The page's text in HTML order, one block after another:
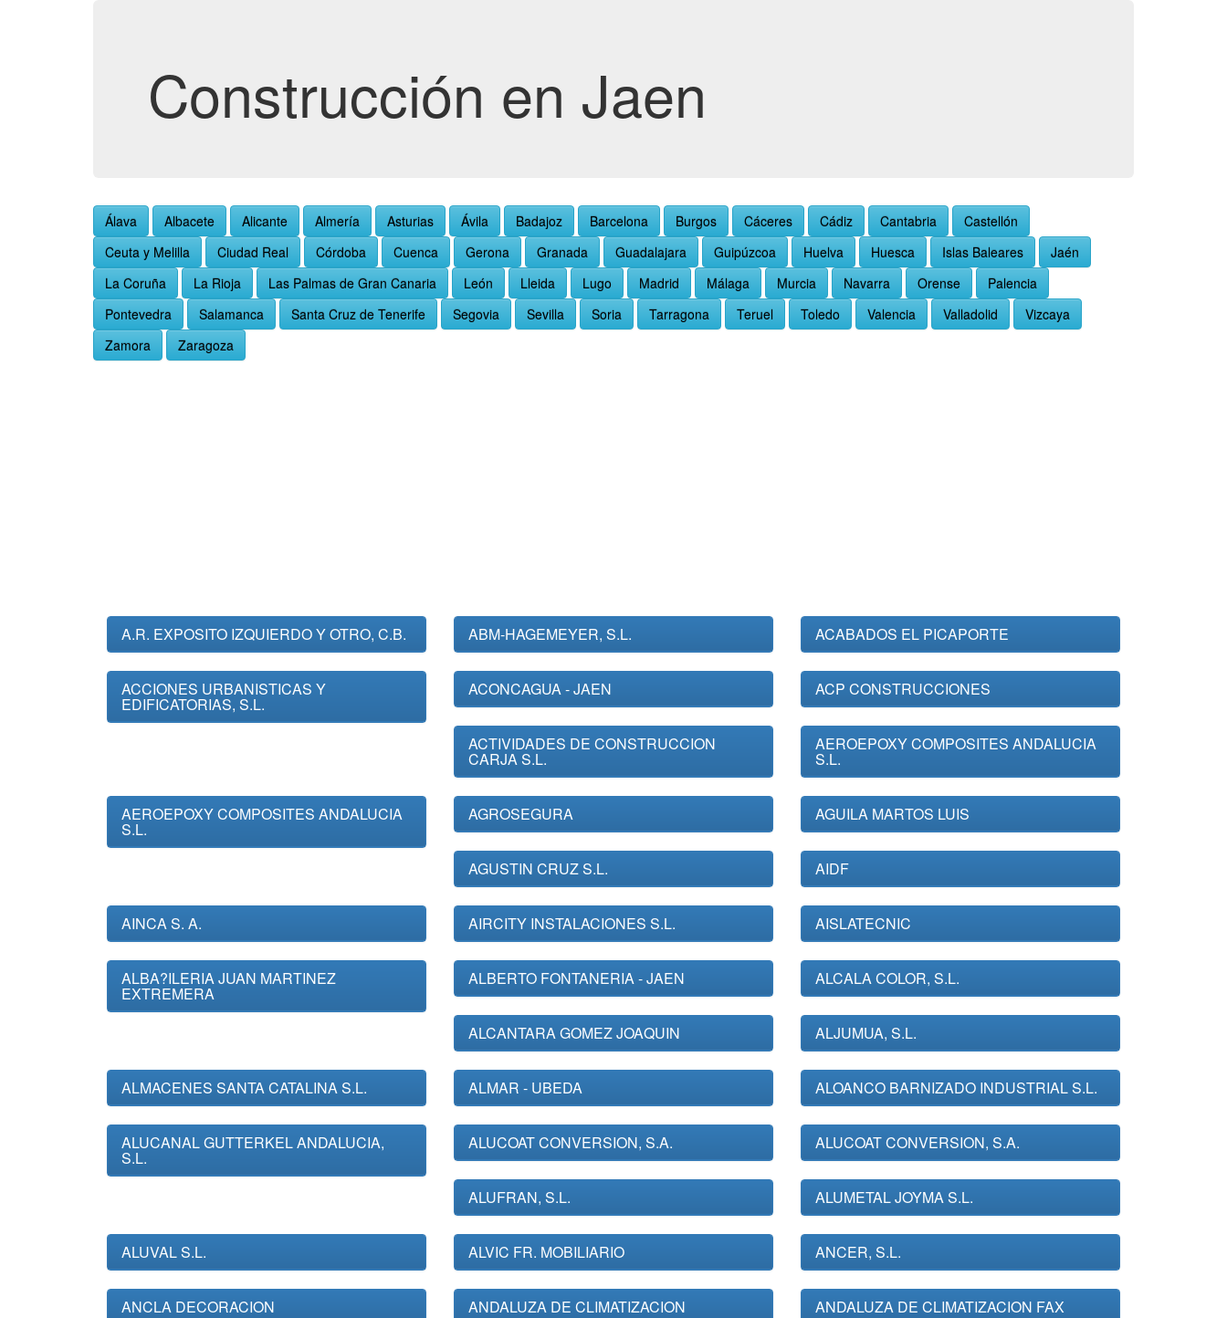
Construcción en Jaen
Álava Albacete Alicante Almería Asturias Ávila Badajoz Barcelona Burgos Cáceres Cádiz Cantabria
Castellón
Ceuta y Melilla
Ciudad Real Córdoba Cuenca Gerona Granada Guadalajara Guipúzcoa Huelva Huesca Islas Baleares
Jaén
La Coruña
La Rioja Las Palmas de Gran Canaria León Lleida Lugo Madrid Málaga Murcia Navarra Orense
Palencia
Pontevedra
Salamanca Santa Cruz de Tenerife Segovia Sevilla Soria Tarragona Teruel Toledo Valencia Valladolid
Vizcaya
Zamora
Zaragoza
A.R. EXPOSITO IZQUIERDO Y OTRO, C.B. ABM-HAGEMEYER, S.L. ACABADOS EL PICAPORTE
ACCIONES URBANISTICAS Y
EDIFICATORIAS, S.L.
ACONCAGUA - JAEN ACP CONSTRUCCIONES
ACTIVIDADES DE CONSTRUCCION
CARJA S.L.
AEROEPOXY COMPOSITES ANDALUCIA
S.L.
AEROEPOXY COMPOSITES ANDALUCIA
S.L.
AGROSEGURA AGUILA MARTOS LUIS
AGUSTIN CRUZ S.L. AIDF
AINCA S. A. AIRCITY INSTALACIONES S.L. AISLATECNIC
ALBA?ILERIA JUAN MARTINEZ
EXTREMERA
ALBERTO FONTANERIA - JAEN ALCALA COLOR, S.L.
ALCANTARA GOMEZ JOAQUIN ALJUMUA, S.L.
ALMACENES SANTA CATALINA S.L. ALMAR - UBEDA ALOANCO BARNIZADO INDUSTRIAL S.L.
ALUCANAL GUTTERKEL ANDALUCIA,
S.L.
ALUCOAT CONVERSION, S.A. ALUCOAT CONVERSION, S.A.
ALUFRAN, S.L. ALUMETAL JOYMA S.L.
ALUVAL S.L. ALVIC FR. MOBILIARIO ANCER, S.L.
ANCLA DECORACION ANDALUZA DE CLIMATIZACION ANDALUZA DE CLIMATIZACION FAX